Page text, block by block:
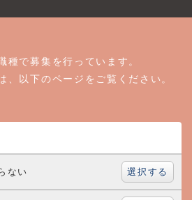
種で募集を行っています。
、以下のページをご覧ください。
ない 選択する